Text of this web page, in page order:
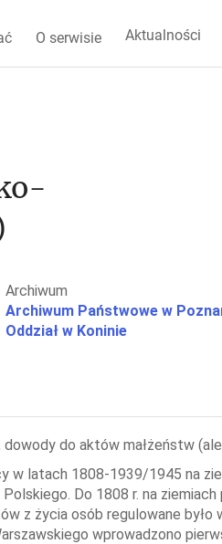
O serwisie Aktualności
Archiwum
Archiwum Państwowe w
Oddział w Koninie
do aktów małżeństw
w latach 1808-1939/1945 na
Do 1808 r. na
z życia osób regulowane było
wprowadzono